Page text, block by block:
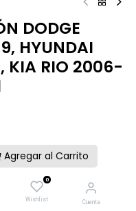
Agregar al Carrito
0
Wishlist Cuenta
DODGE
HYUNDAI
KIA RIO 2006-
Comprar ahora